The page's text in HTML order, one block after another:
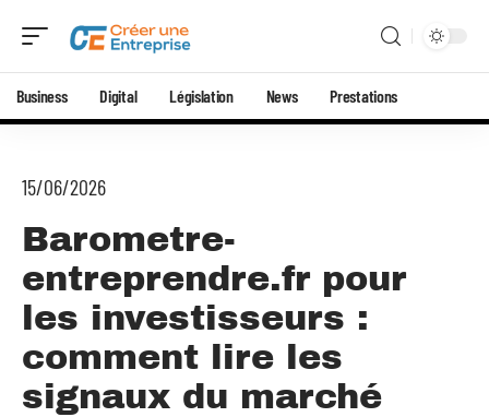
Business Digital Législation News Prestations
15/06/2026
Barometre-
entreprendre.fr pour
les investisseurs :
comment lire les
signaux du marché